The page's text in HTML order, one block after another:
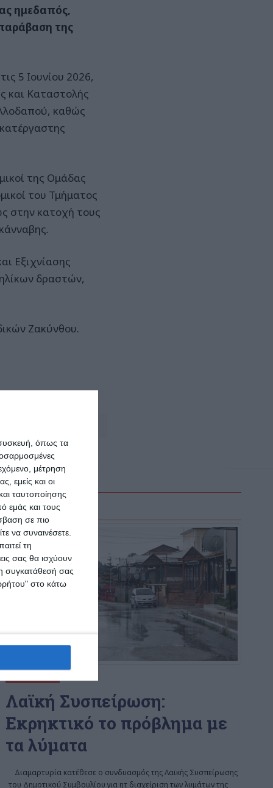
όπως τα
μέτρηση
εμείς και οι
ταυτοποίησης
εμάς και τους
σε πιο
να συναινέσετε.
τη
σας θα ισχύουν
συγκατάθεσή σας
στο κάτω
ημεδαπός,
της
5 Ιουνίου 2026,
και Καταστολής
καθώς
της Ομάδας
του Τμήματος
στην κατοχή τους
.
Εξιχνίασης
δραστών,
Ζακύνθου.
Λαϊκή Συσπείρωση:
Εκρηκτικό το πρόβλημα με
τα λύματα
Διαμαρτυρία κατέθεσε ο συνδυασμός της Λαϊκής Συσπείρωσης
του Δημοτικού Συμβουλίου για ητ διαχείριση των λυμάτων της